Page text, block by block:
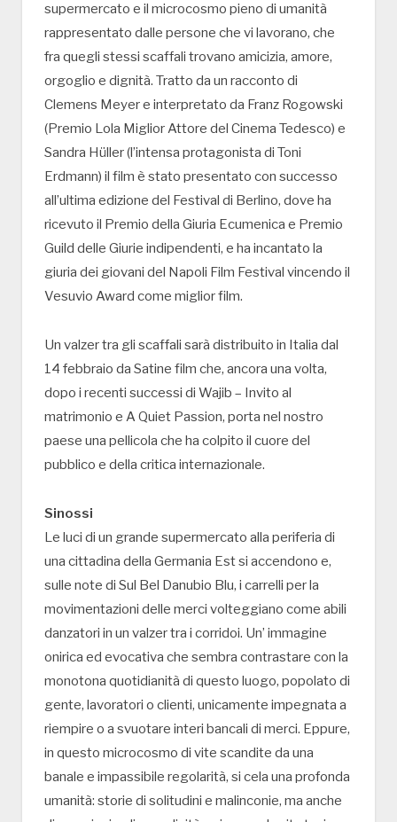
supermercato e il microcosmo pieno di umanità
rappresentato dalle persone che vi lavorano, che
fra quegli stessi scaffali trovano amicizia, amore,
orgoglio e dignità. Tratto da un racconto di
Clemens Meyer e interpretato da Franz Rogowski
(Premio Lola Miglior Attore del Cinema Tedesco) e
Sandra Hüller (l’intensa protagonista di Toni
Erdmann) il film è stato presentato con successo
all’ultima edizione del Festival di Berlino, dove ha
ricevuto il Premio della Giuria Ecumenica e Premio
Guild delle Giurie indipendenti, e ha incantato la
giuria dei giovani del Napoli Film Festival vincendo il
Vesuvio Award come miglior film.
Un valzer tra gli scaffali sarà distribuito in Italia dal
14 febbraio da Satine film che, ancora una volta,
dopo i recenti successi di Wajib – Invito al
matrimonio e A Quiet Passion, porta nel nostro
paese una pellicola che ha colpito il cuore del
pubblico e della critica internazionale.
Sinossi
Le luci di un grande supermercato alla periferia di
una cittadina della Germania Est si accendono e,
sulle note di Sul Bel Danubio Blu, i carrelli per la
movimentazioni delle merci volteggiano come abili
danzatori in un valzer tra i corridoi. Un’ immagine
onirica ed evocativa che sembra contrastare con la
monotona quotidianità di questo luogo, popolato di
gente, lavoratori o clienti, unicamente impegnata a
riempire o a svuotare interi bancali di merci. Eppure,
in questo microcosmo di vite scandite da una
banale e impassibile regolarità, si cela una profonda
umanità: storie di solitudini e malinconie, ma anche